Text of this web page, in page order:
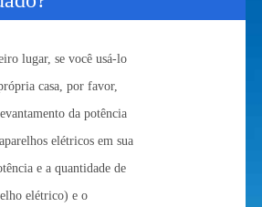
lugar, se você usá-lo
casa, por favor,
da potência
elétricos em sua
e a quantidade de
elétrico) e o